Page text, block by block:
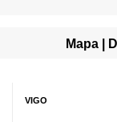
Mapa |
VIGO